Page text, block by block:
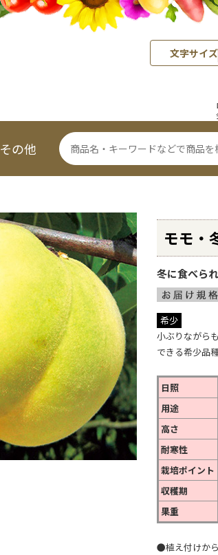
文字サイズ
その他
モモ・
冬に食べら
希少
小ぶりながら
できる希少品
日照
用途
高さ
耐寒性
栽培ポイント
収穫期
果重
●植え付けから